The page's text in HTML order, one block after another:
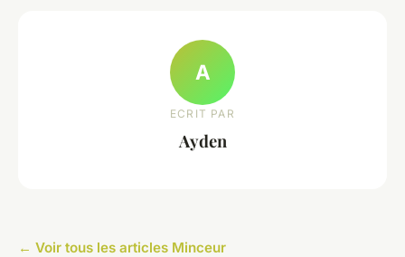
A
ECRIT PAR
Ayden
← Voir tous les articles Minceur